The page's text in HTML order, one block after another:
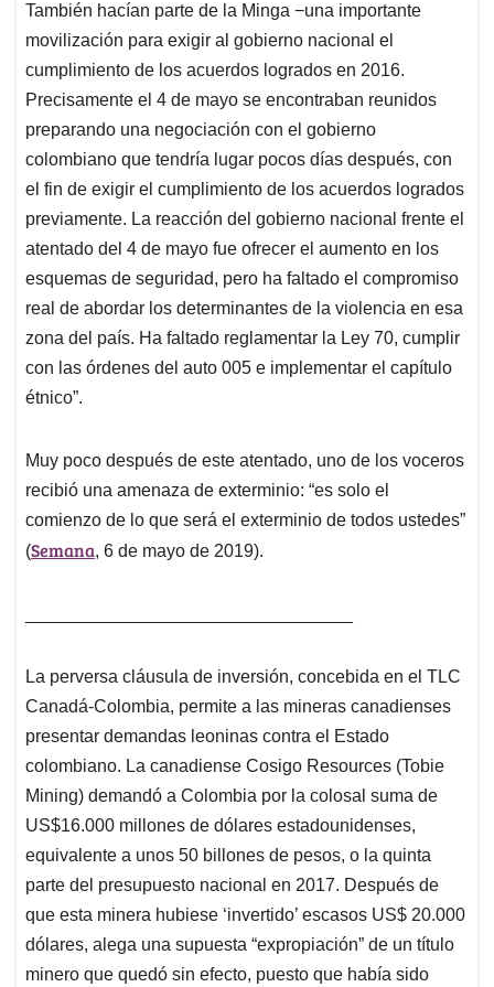
También hacían parte de la Minga −una importante
movilización para exigir al gobierno nacional el
cumplimiento de los acuerdos logrados en 2016.
Precisamente el 4 de mayo se encontraban reunidos
preparando una negociación con el gobierno
colombiano que tendría lugar pocos días después, con
el fin de exigir el cumplimiento de los acuerdos logrados
previamente. La reacción del gobierno nacional frente el
atentado del 4 de mayo fue ofrecer el aumento en los
esquemas de seguridad, pero ha faltado el compromiso
real de abordar los determinantes de la violencia en esa
zona del país. Ha faltado reglamentar la Ley 70, cumplir
con las órdenes del auto 005 e implementar el capítulo
étnico”.
Muy poco después de este atentado, uno de los voceros
recibió una amenaza de exterminio: “es solo el
comienzo de lo que será el exterminio de todos ustedes”
(Semana, 6 de mayo de 2019).
La perversa cláusula de inversión, concebida en el TLC
Canadá-Colombia, permite a las mineras canadienses
presentar demandas leoninas contra el Estado
colombiano. La canadiense Cosigo Resources (Tobie
Mining) demandó a Colombia por la colosal suma de
US$16.000 millones de dólares estadounidenses,
equivalente a unos 50 billones de pesos, o la quinta
parte del presupuesto nacional en 2017. Después de
que esta minera hubiese ‘invertido’ escasos US$ 20.000
dólares, alega una supuesta “expropiación” de un título
minero que quedó sin efecto, puesto que había sido